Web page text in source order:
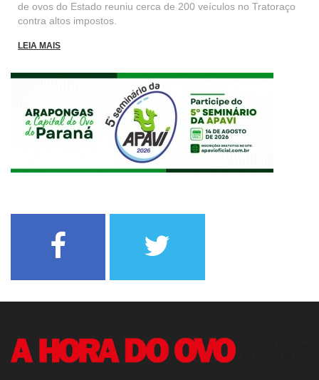
de ovos do Estado reuniu cerca de 200 veículos no Tratoraço
contra altos impostos.
LEIA MAIS